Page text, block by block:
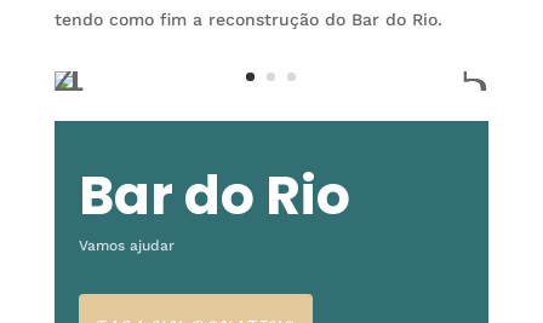
tendo como fim a reconstrução do Bar do Rio.
Bar do Rio
Vamos ajudar